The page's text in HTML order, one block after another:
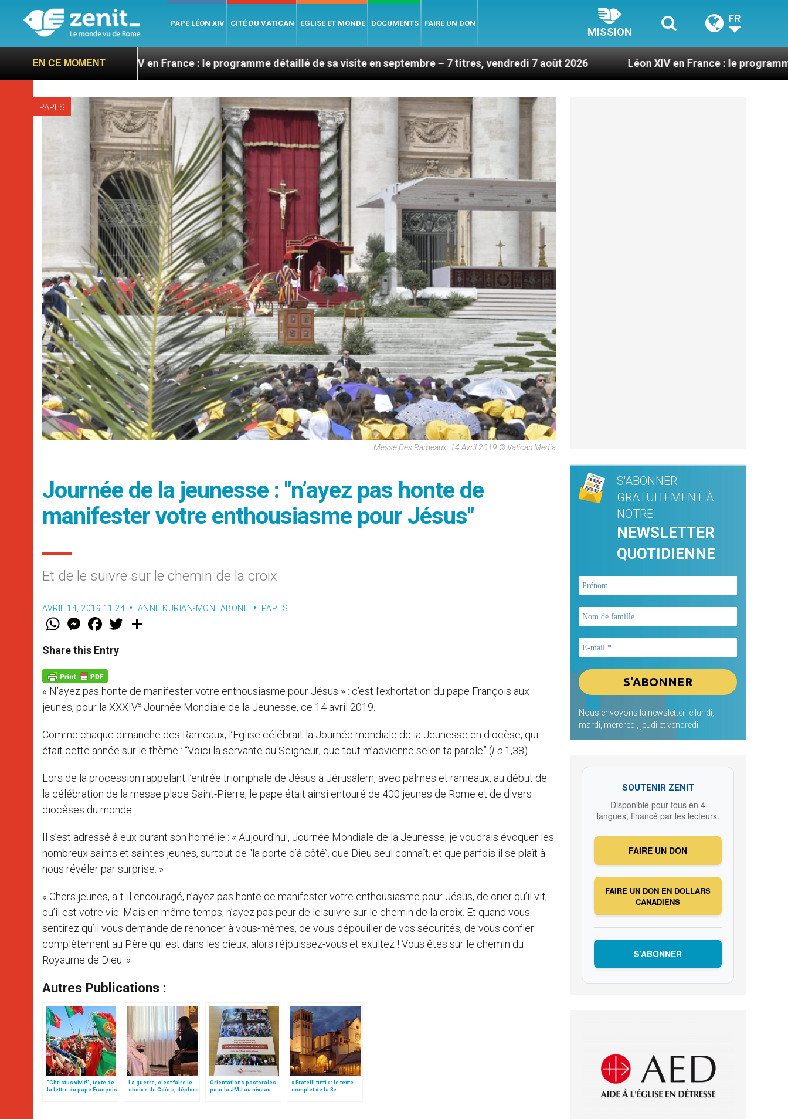
PAPE LÉON XIV CITÉ DU VATICAN EGLISE ET MONDE DOCUMENTS FAIRE UN DON
MISSION
FR
EN CE MOMENT
Léon XIV en France : le programme détaillé de sa visite en septembre – 7 titres, vendredi 7 août 2026 Léon XIV en France : le programme détaillé de sa
PAPES
Messe Des Rameaux, 14 Avril 2019 © Vatican Media
Journée de la jeunesse : "n’ayez pas honte de
manifester votre enthousiasme pour Jésus"
Et de le suivre sur le chemin de la croix
AVRIL 14, 2019 11:24 ANNE KURIAN-MONTABONE PAPES
W
t
s
p
p
M
e
s
e
g
e
r
F
a
e
b
o
k
w
Share this Entry
« N’ayez pas honte de manifester votre enthousiasme pour Jésus » : c’est l’exhortation du pape François aux
jeunes, pour la XXXIVe Journée Mondiale de la Jeunesse, ce 14 avril 2019.
Comme chaque dimanche des Rameaux, l’Eglise célébrait la Journée mondiale de la Jeunesse en diocèse, qui
était cette année sur le thème : “Voici la servante du Seigneur; que tout m’advienne selon ta parole” (Lc 1,38).
Lors de la procession rappelant l’entrée triomphale de Jésus à Jérusalem, avec palmes et rameaux, au début de
la célébration de la messe place Saint-Pierre, le pape était ainsi entouré de 400 jeunes de Rome et de divers
diocèses du monde.
Il s’est adressé à eux durant son homélie : « Aujourd’hui, Journée Mondiale de la Jeunesse, je voudrais évoquer les
nombreux saints et saintes jeunes, surtout de ‘‘la porte d’à côté’’, que Dieu seul connaît, et que parfois il se plaît à
nous révéler par surprise. »
« Chers jeunes, a-t-il encouragé, n’ayez pas honte de manifester votre enthousiasme pour Jésus, de crier qu’il vit,
qu’il est votre vie. Mais en même temps, n’ayez pas peur de le suivre sur le chemin de la croix. Et quand vous
sentirez qu’il vous demande de renoncer à vous-mêmes, de vous dépouiller de vos sécurités, de vous confier
complètement au Père qui est dans les cieux, alors réjouissez-vous et exultez ! Vous êtes sur le chemin du
Royaume de Dieu. »
Autres Publications :
"Christus vivit!", texte de
la lettre du pape François
La guerre, c’est faire le
choix « de Caïn », déplore
Orientations pastorales
pour la JMJ au niveau
local (texte intégral)
« Fratelli tutti »: le texte
complet de la 3e
S'ABONNER
GRATUITEMENT À
NOTRE
NEWSLETTER
QUOTIDIENNE
Nous envoyons la newsletter le lundi,
mardi, mercredi, jeudi et vendredi
SOUTENIR ZENIT
Disponible pour tous en 4
langues, financé par les lecteurs.
FAIRE UN DON
FAIRE UN DON EN DOLLARS
CANADIENS
S’ABONNER